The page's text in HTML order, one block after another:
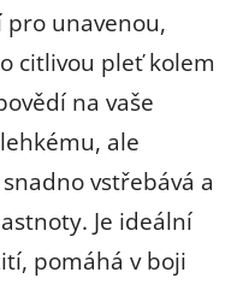
pro unavenou,
citlivou pleť kolem
na vaše
ale
vstřebává a
Je ideální
pomáhá v boji